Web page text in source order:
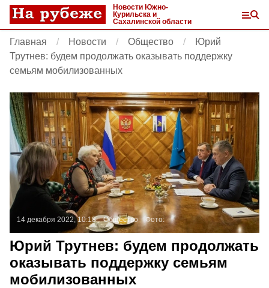
Новости Южно-
Курильска и
Сахалинской области
Главная Новости Общество
Юрий
Трутнев: будем продолжать оказывать поддержку
семьям мобилизованных
14 декабря 2022, 10:18 Общество Фото:
Юрий Трутнев: будем продолжать
оказывать поддержку семьям
мобилизованных